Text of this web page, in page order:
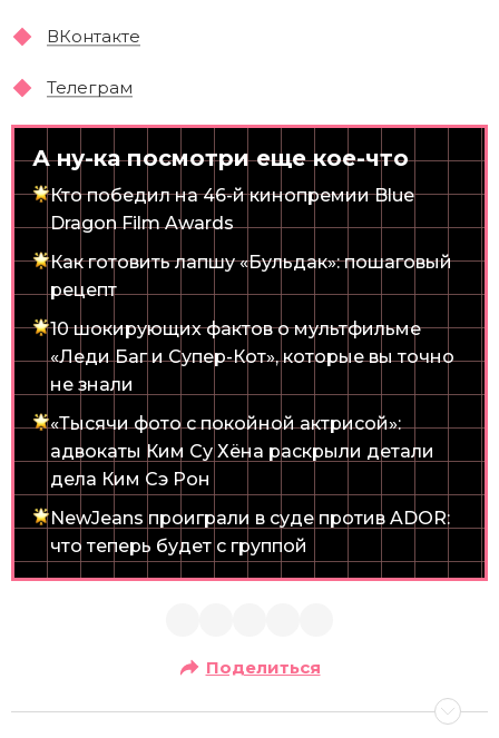
ВКонтакте
Телеграм
А ну-ка посмотри еще кое-что
Кто победил на 46-й кинопремии Blue
Dragon Film Awards
Как готовить лапшу «Бульдак»: пошаговый
рецепт
10 шокирующих фактов о мультфильме
«Леди Баг и Супер-Кот», которые вы точно
не знали
«Тысячи фото с покойной актрисой»:
адвокаты Ким Су Хёна раскрыли детали
дела Ким Сэ Рон
NewJeans проиграли в суде против ADOR:
что теперь будет с группой
Поделиться